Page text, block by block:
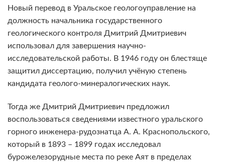
Новый перевод в Уральское геологоуправление на
должность начальника государственного
геологического контроля Дмитрий Дмитриевич
использовал для завершения научно-
исследовательской работы. В 1946 году он блестяще
защитил диссертацию, получил учёную степень
кандидата геолого-минералогических наук.
Тогда же Дмитрий Дмитриевич предложил
воспользоваться сведениями известного уральского
горного инженера-рудознатца А. А. Краснопольского,
который в 1893 – 1899 годах исследовал
бурожелезорудные места по реке Аят в пределах